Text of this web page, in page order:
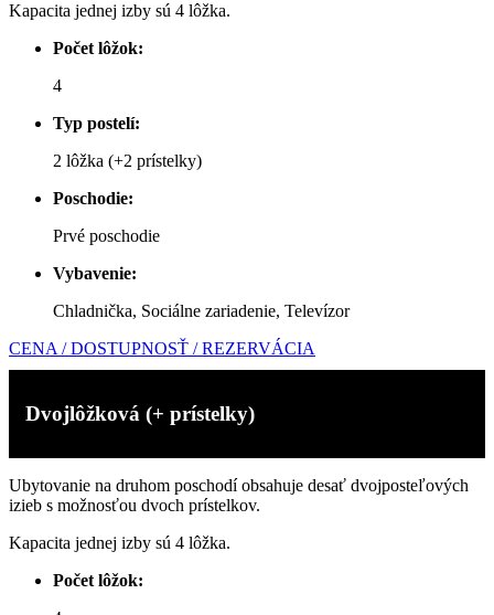
Kapacita jednej izby sú 4 lôžka.
Počet lôžok:
4
Typ postelí:
2 lôžka (+2 prístelky)
Poschodie:
Prvé poschodie
Vybavenie:
Chladnička, Sociálne zariadenie, Televízor
CENA / DOSTUPNOSŤ / REZERVÁCIA
Dvojlôžková (+ prístelky)
Ubytovanie na druhom poschodí obsahuje desať dvojposteľových
izieb s možnosťou dvoch prístelkov.
Kapacita jednej izby sú 4 lôžka.
Počet lôžok: